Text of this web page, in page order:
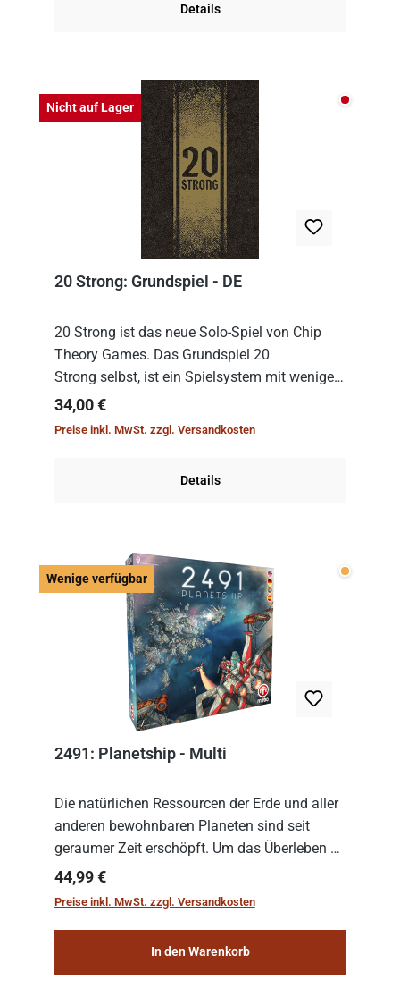
Details
Nicht auf Lager Nicht
20 Strong: Grundspiel - DE
20 Strong ist das neue Solo-Spiel von Chip
Theory Games. Das Grundspiel 20
Strong selbst, ist ein Spielsystem mit wenigen,
einfachen Regeln. Um es zu spielen, muss es
immer mit einem Themenset ergänzt werden.
Regulärer Preis:
34,00 €
Preise inkl. MwSt. zzgl. Versandkosten
Details
Wenige verfügbar Wenige
2491: Planetship - Multi
Die natürlichen Ressourcen der Erde und aller
anderen bewohnbaren Planeten sind seit
geraumer Zeit erschöpft. Um das Überleben zu
sichern, wurden die sogenannten
„Weltenschiffe“ gebaut. Auf diesen
Regulärer Preis:
44,99 €
Preise inkl. MwSt. zzgl. Versandkosten
In den Warenkorb